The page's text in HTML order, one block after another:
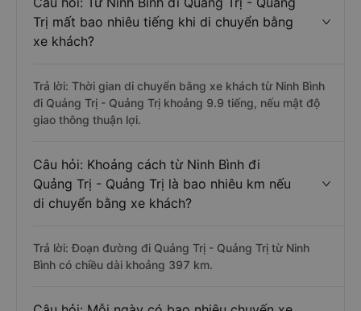
Trị mất bao nhiêu tiếng khi di chuyển bằng
xe khách?
Trả lời: Thời gian di chuyển bằng xe khách từ Ninh Bình
đi Quảng Trị - Quảng Trị khoảng 9.9 tiếng, nếu mật độ
giao thông thuận lợi.
Câu hỏi: Khoảng cách từ Ninh Bình đi
Quảng Trị - Quảng Trị là bao nhiêu km nếu
di chuyển bằng xe khách?
Trả lời: Đoạn đường đi Quảng Trị - Quảng Trị từ Ninh
Bình có chiều dài khoảng 397 km.